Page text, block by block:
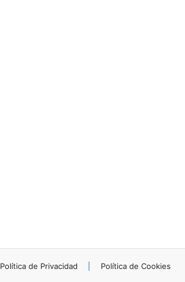
Política de Privacidad Política de Cookies